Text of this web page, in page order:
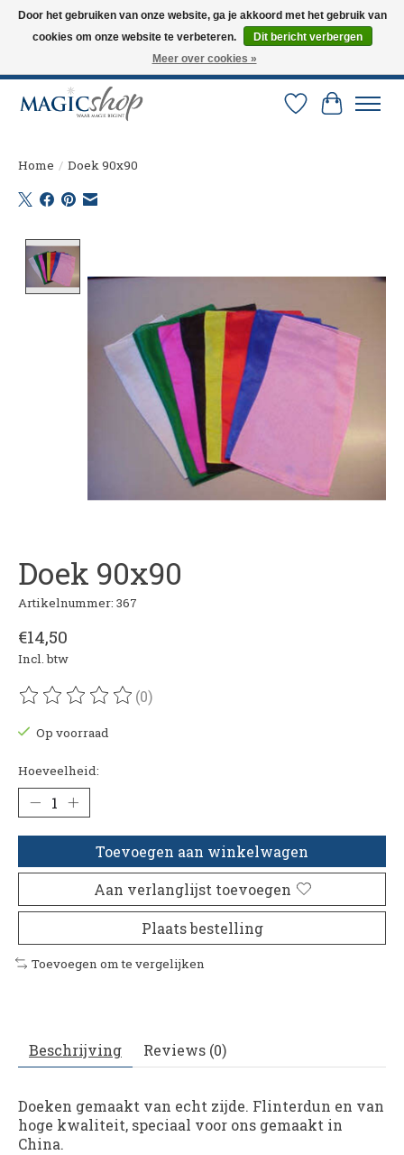
Altijd de nieuwste trucs op voorraad. Snelle verzending via PostNL en DHL.
Langskomen in onze winkel? Bel of mail om een afspraak te maken. 0251-
Verlanglijst
Home / Doek 90x90
Doek 90x90
Artikelnummer: 367
€14,50
Incl. btw
De beoordeling van dit product is
(0)
Op voorraad
Hoeveelheid:
Toevoegen aan winkelwagen
Aan verlanglijst toevoegen
Plaats bestelling
Toevoegen om te vergelijken
Beschrijving Reviews (0)
Doeken gemaakt van echt zijde. Flinterdun en van
hoge kwaliteit, speciaal voor ons gemaakt in
China.
Door het gebruiken van onze website, ga je akkoord met het gebruik van
cookies om onze website te verbeteren.
Dit bericht verbergen
Meer over cookies »